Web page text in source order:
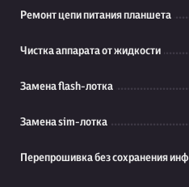
Ремонт цепи питания планшета
Чистка аппарата от жидкости
Замена flash-лотка
Замена sim-лотка
Перепрошивка без сохранения